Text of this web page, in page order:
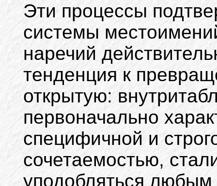
Эти процессы
системы
наречий
тенденция к
открытую:
первоначально
специфичной и
сочетаемостью,
уподобляться